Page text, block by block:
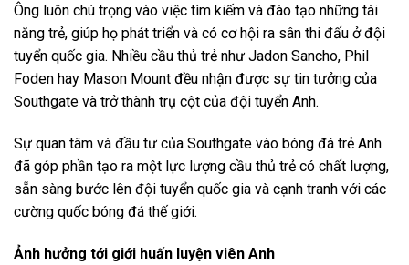
Ông luôn chú trọng vào việc tìm kiếm và đào tạo những tài
năng trẻ, giúp họ phát triển và có cơ hội ra sân thi đấu ở đội
tuyển quốc gia. Nhiều cầu thủ trẻ như Jadon Sancho, Phil
Foden hay Mason Mount đều nhận được sự tin tưởng của
Southgate và trở thành trụ cột của đội tuyển Anh.
Sự quan tâm và đầu tư của Southgate vào bóng đá trẻ Anh
đã góp phần tạo ra một lực lượng cầu thủ trẻ có chất lượng,
sẵn sàng bước lên đội tuyển quốc gia và cạnh tranh với các
cường quốc bóng đá thế giới.
Ảnh hưởng tới giới huấn luyện viên Anh